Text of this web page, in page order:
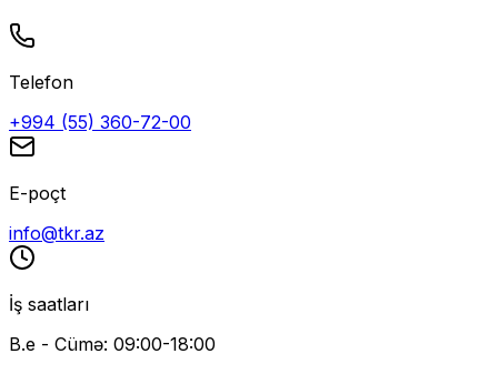
Telefon
+994 (55) 360-72-00
E-poçt
info@tkr.az
İş saatları
B.e - Cümə: 09:00-18:00